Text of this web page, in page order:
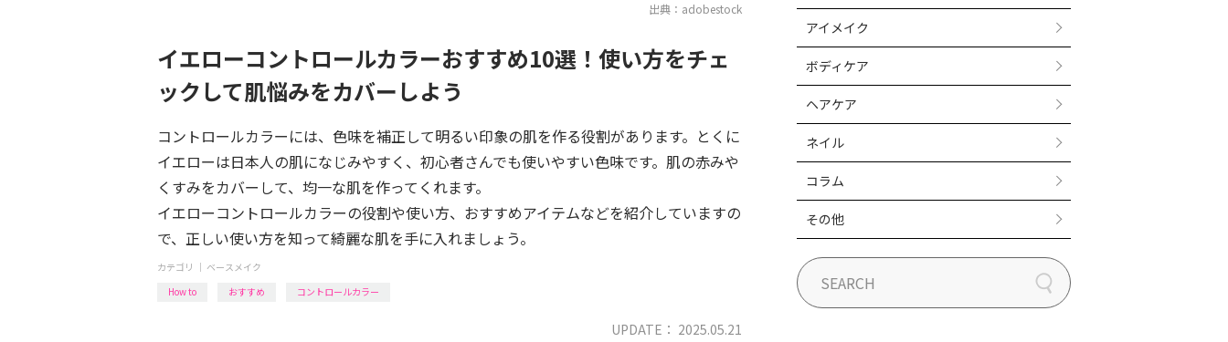
出典：adobestock
イエローコントロールカラーおすすめ10選！使い方をチェ
ックして肌悩みをカバーしよう
コントロールカラーには、色味を補正して明るい印象の肌を作る役割があります。とくに
イエローは日本人の肌になじみやすく、初心者さんでも使いやすい色味です。肌の赤みや
くすみをカバーして、均一な肌を作ってくれます。
イエローコントロールカラーの役割や使い方、おすすめアイテムなどを紹介していますの
で、正しい使い方を知って綺麗な肌を手に入れましょう。
カテゴリ ｜ ベースメイク
How to
おすすめ コントロールカラー
UPDATE： 2025.05.21
アイメイク
ボディケア
ヘアケア
ネイル
コラム
その他